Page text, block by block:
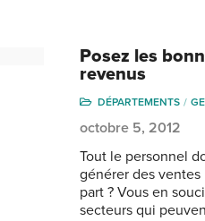
Posez les
revenus
DÉPARTEMENTS
octobre 5, 2012
Tout le personnel
générer des
part ? Vous en
secteurs qui